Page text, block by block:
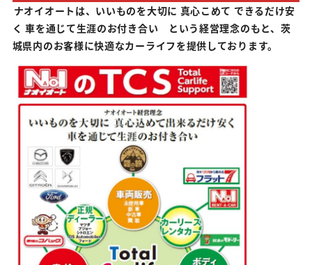
ナオイオートは、いいものを大切に 真心こめて できるだけ安
く 車を通じて生涯のお付き合い という経営理念のもと、茨
城県内のお客様に快適なカーライフを提供しております。